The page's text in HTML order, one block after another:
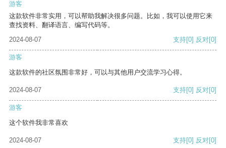
游客
这款软件非常实用，可以帮助我解决很多问题。比如，我可以使用它来
查找资料、翻译语言、编写代码等。
2024-08-07
支持[0] 反对[0]
游客
这款软件的社区氛围非常好，可以与其他用户交流学习心得。
2024-08-07 支持[0] 反对[0]
游客
这个软件我非常喜欢
2024-08-07 支持[0] 反对[0]